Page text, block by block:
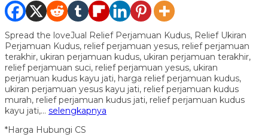
Spread the loveJual Relief Perjamuan Kudus, Relief Ukiran
Perjamuan Kudus, relief perjamuan yesus, relief perjamuan
terakhir, ukiran perjamuan kudus, ukiran perjamuan terakhir,
relief perjamuan suci, relief perjamuan yesus, ukiran
perjamuan kudus kayu jati, harga relief perjamuan kudus,
ukiran perjamuan yesus kayu jati, relief perjamuan kudus
murah, relief perjamuan kudus jati, relief perjamuan kudus
kayu jati,… selengkapnya
*Harga Hubungi CS